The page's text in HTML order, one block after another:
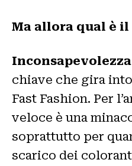
Ma allora qual è il
Inconsapevolezza
chiave che gira
Fast Fashion. Per
veloce è una
soprattutto per
scarico dei